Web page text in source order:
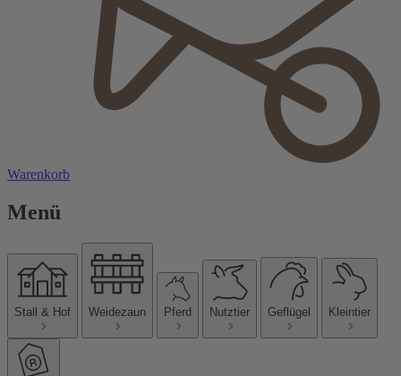
Warenkorb
Menü
Stall & Hof Weidezaun Pferd Nutztier Geflügel Kleintier